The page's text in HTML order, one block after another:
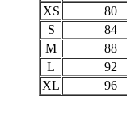
XS
80
S
84
M
88
L
92
XL
96